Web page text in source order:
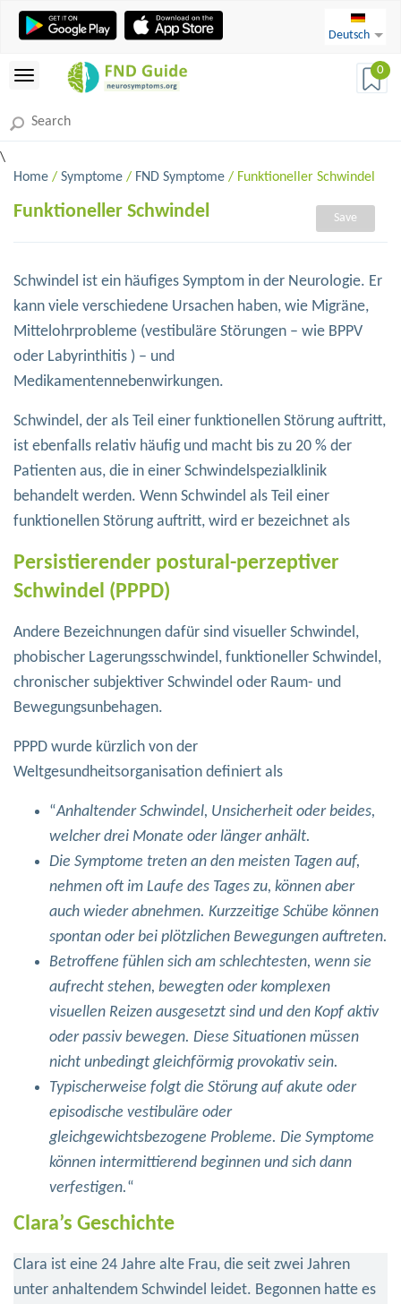
Deutsch
0
\
Home / Symptome / FND Symptome / Funktioneller Schwindel
Funktioneller Schwindel Save
Schwindel ist ein häufiges Symptom in der Neurologie. Er
kann viele verschiedene Ursachen haben, wie Migräne,
Mittelohrprobleme (vestibuläre Störungen – wie BPPV
oder Labyrinthitis ) – und
Medikamentennebenwirkungen.
Schwindel, der als Teil einer funktionellen Störung auftritt,
ist ebenfalls relativ häufig und macht bis zu 20 % der
Patienten aus, die in einer Schwindelspezialklinik
behandelt werden. Wenn Schwindel als Teil einer
funktionellen Störung auftritt, wird er bezeichnet als
Persistierender postural-perzeptiver
Schwindel (PPPD)
Andere Bezeichnungen dafür sind visueller Schwindel,
phobischer Lagerungsschwindel, funktioneller Schwindel,
chronischer subjektiver Schwindel oder Raum- und
Bewegungsunbehagen.
PPPD wurde kürzlich von der
Weltgesundheitsorganisation definiert als
“Anhaltender Schwindel, Unsicherheit oder beides,
welcher drei Monate oder länger anhält.
Die Symptome treten an den meisten Tagen auf,
nehmen oft im Laufe des Tages zu, können aber
auch wieder abnehmen. Kurzzeitige Schübe können
spontan oder bei plötzlichen Bewegungen auftreten.
Betroffene fühlen sich am schlechtesten, wenn sie
aufrecht stehen, bewegten oder komplexen
visuellen Reizen ausgesetzt sind und den Kopf aktiv
oder passiv bewegen. Diese Situationen müssen
nicht unbedingt gleichförmig provokativ sein.
Typischerweise folgt die Störung auf akute oder
episodische vestibuläre oder
gleichgewichtsbezogene Probleme. Die Symptome
können intermittierend beginnen und sich dann
verfestigen.“
Clara’s Geschichte
Clara ist eine 24 Jahre alte Frau, die seit zwei Jahren
unter anhaltendem Schwindel leidet. Begonnen hatte es